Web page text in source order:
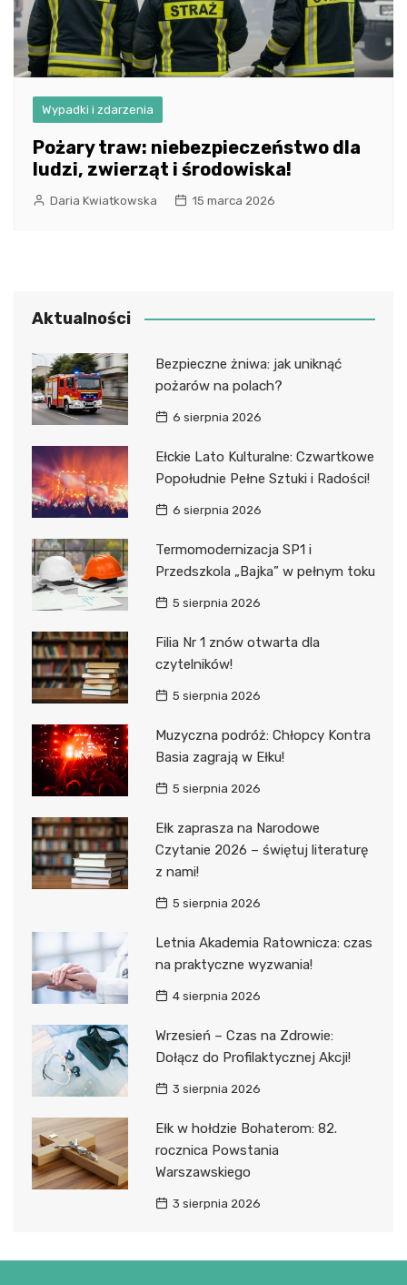
Wypadki i zdarzenia
Pożary traw: niebezpieczeństwo dla
ludzi, zwierząt i środowiska!
Daria Kwiatkowska 15 marca 2026
Aktualności
Bezpieczne żniwa: jak uniknąć
pożarów na polach?
6 sierpnia 2026
Ełckie Lato Kulturalne: Czwartkowe
Popołudnie Pełne Sztuki i Radości!
6 sierpnia 2026
Termomodernizacja SP1 i
Przedszkola „Bajka” w pełnym toku
5 sierpnia 2026
Filia Nr 1 znów otwarta dla
czytelników!
5 sierpnia 2026
Muzyczna podróż: Chłopcy Kontra
Basia zagrają w Ełku!
5 sierpnia 2026
Ełk zaprasza na Narodowe
Czytanie 2026 – świętuj literaturę
z nami!
5 sierpnia 2026
Letnia Akademia Ratownicza: czas
na praktyczne wyzwania!
4 sierpnia 2026
Wrzesień – Czas na Zdrowie:
Dołącz do Profilaktycznej Akcji!
3 sierpnia 2026
Ełk w hołdzie Bohaterom: 82.
rocznica Powstania
Warszawskiego
3 sierpnia 2026